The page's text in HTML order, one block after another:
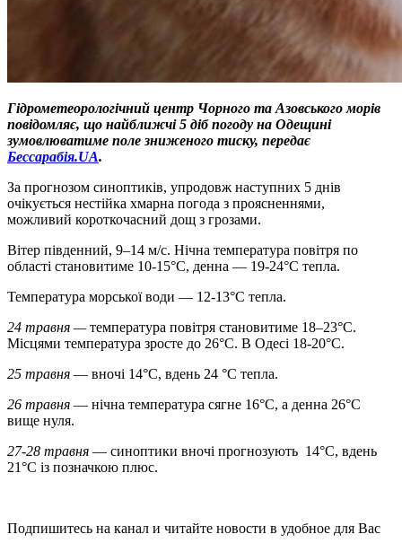
Гідрометеорологічний центр Чорного та Азовського морів
повідомляє, що найближчі 5 діб погоду на Одещині
зумовлюватиме поле зниженого тиску, передає
Бессарабія.UA.
За прогнозом синоптиків, упродовж наступних 5 днів
очікується нестійка хмарна погода з проясненнями,
можливий короткочасний дощ з грозами.
Вітер південний, 9–14 м/с. Нічна температура повітря по
області становитиме 10-15°C, денна — 19-24°C тепла.
Температура морської води — 12-13°C тепла.
24 травня —температура повітря становитиме 18–23°C.
Місцями температура зросте до 26°C. В Одесі 18-20°C.
25 травня — вночі 14°C, вдень 24 °C тепла.
26 травня — нічна температура сягне 16°C, а денна 26°C
вище нуля.
27-28 травня — синоптики вночі прогнозують 14°C, вдень
21°C із позначкою плюс.
Подпишитесь на канал и читайте новости в удобное для Вас